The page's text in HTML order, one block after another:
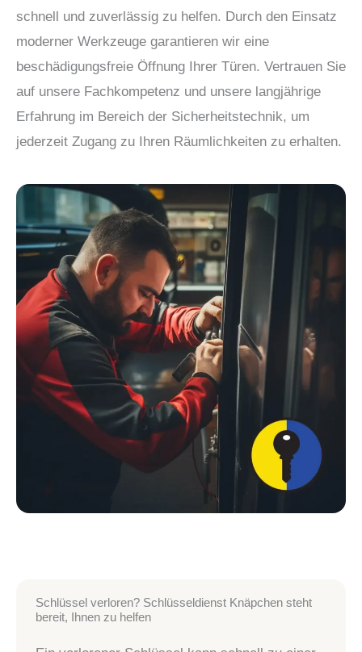
schnell und zuverlässig zu helfen. Durch den Einsatz
moderner Werkzeuge garantieren wir eine
beschädigungsfreie Öffnung Ihrer Türen. Vertrauen Sie
auf unsere Fachkompetenz und unsere langjährige
Erfahrung im Bereich der Sicherheitstechnik, um
jederzeit Zugang zu Ihren Räumlichkeiten zu erhalten.
Schlüssel verloren? Schlüsseldienst Knäpchen steht
bereit, Ihnen zu helfen